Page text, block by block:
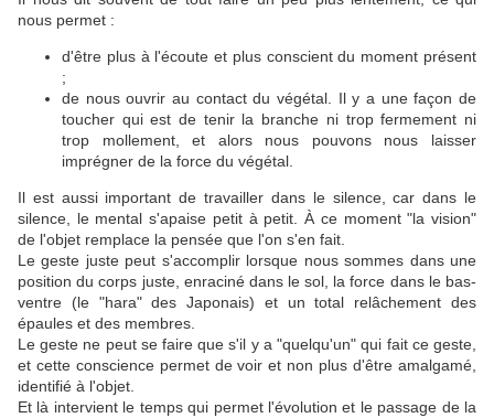
nous permet :
d'être plus à l'écoute et plus conscient du moment présent
;
de nous ouvrir au contact du végétal. Il y a une façon de
toucher qui est de tenir la branche ni trop fermement ni
trop mollement, et alors nous pouvons nous laisser
imprégner de la force du végétal.
Il est aussi important de travailler dans le silence, car dans le
silence, le mental s'apaise petit à petit. À ce moment "la vision"
de l'objet remplace la pensée que l'on s'en fait.
Le geste juste peut s'accomplir lorsque nous sommes dans une
position du corps juste, enraciné dans le sol, la force dans le bas-
ventre (le "hara" des Japonais) et un total relâchement des
épaules et des membres.
Le geste ne peut se faire que s'il y a "quelqu'un" qui fait ce geste,
et cette conscience permet de voir et non plus d'être amalgamé,
identifié à l'objet.
Et là intervient le temps qui permet l'évolution et le passage de la